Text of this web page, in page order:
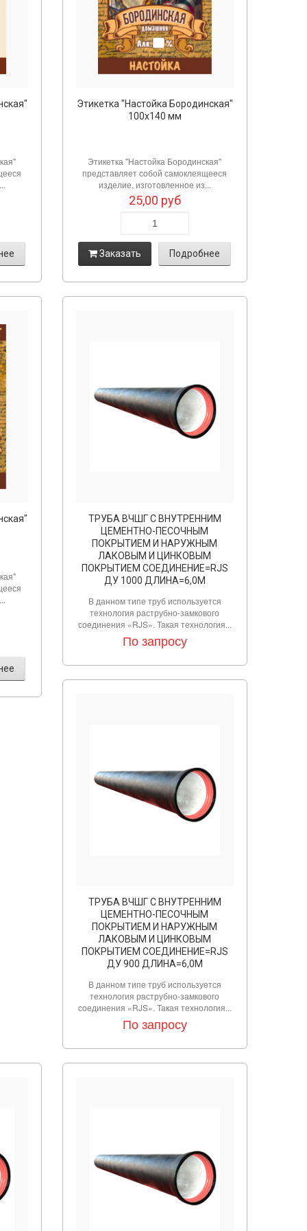
Этикетка "Настойка Бородинская"
100х140 мм
Этикетка "Настойка Бородинская"
представляет собой самоклеящееся
изделие, изготовленное из...
25,00 руб
Заказать Подробнее
ТРУБА ВЧШГ С ВНУТРЕННИМ
ЦЕМЕНТНО-ПЕСОЧНЫМ
ПОКРЫТИЕМ И НАРУЖНЫМ
ЛАКОВЫМ И ЦИНКОВЫМ
ПОКРЫТИЕМ СОЕДИНЕНИЕ=RJS
ДУ 1000 ДЛИНА=6,0М
В данном типе труб используется
технология раструбно-замкового
соединения «RJS». Такая технология...
По запросу
ТРУБА ВЧШГ С ВНУТРЕННИМ
ЦЕМЕНТНО-ПЕСОЧНЫМ
ПОКРЫТИЕМ И НАРУЖНЫМ
ЛАКОВЫМ И ЦИНКОВЫМ
ПОКРЫТИЕМ СОЕДИНЕНИЕ=RJS
ДУ 900 ДЛИНА=6,0М
В данном типе труб используется
технология раструбно-замкового
соединения «RJS». Такая технология...
По запросу